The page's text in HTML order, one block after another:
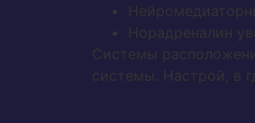
Норадреналин
Системы
системы. Настрой, в